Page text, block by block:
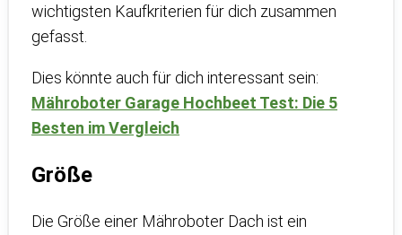
wichtigsten Kaufkriterien für dich zusammen
gefasst.
Dies könnte auch für dich interessant sein:
Mähroboter Garage Hochbeet Test: Die 5
Besten im Vergleich
Größe
Die Größe einer Mähroboter Dach ist ein